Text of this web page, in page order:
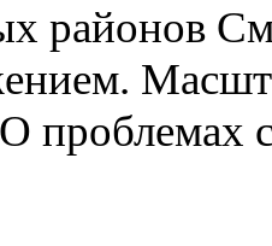
районов
проблемах